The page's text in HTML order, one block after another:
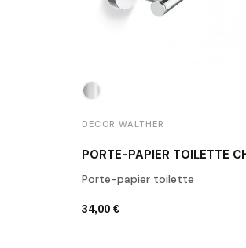
DECOR WALTHER
Porte-papier toilette
34,00 €